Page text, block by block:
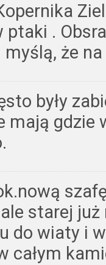
ptaki .
myślą, że
były
mają gdzie
starej
do wiaty i
całym